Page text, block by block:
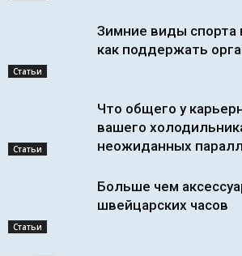
Статьи
Зимние виды спорта
как поддержать
Статьи
Что общего у
вашего
неожиданных
Статьи
Больше чем
швейцарских часов